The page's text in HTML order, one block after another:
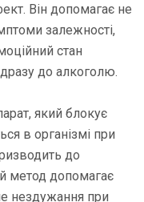
Він допомагає не
залежності,
стан
до алкоголю.
який блокує
в організмі при
до
метод допомагає
нездужання при